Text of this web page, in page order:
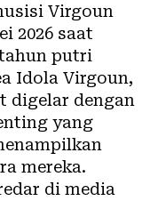
Virgoun
2026 saat
putri
Idola Virgoun,
digelar dengan
yang
mereka.
di media